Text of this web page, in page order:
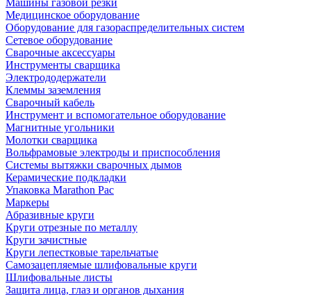
Машины газовой резки
Медицинское оборудование
Оборудование для газораспределительных систем
Сетевое оборудование
Сварочные аксессуары
Инструменты сварщика
Электрододержатели
Клеммы заземления
Сварочный кабель
Инструмент и вспомогательное оборудование
Магнитные угольники
Молотки сварщика
Вольфрамовые электроды и приспособления
Системы вытяжки сварочных дымов
Керамические подкладки
Упаковка Marathon Pac
Маркеры
Абразивные круги
Круги отрезные по металлу
Круги зачистные
Круги лепестковые тарельчатые
Самозацепляемые шлифовальные круги
Шлифовальные листы
Защита лица, глаз и органов дыхания